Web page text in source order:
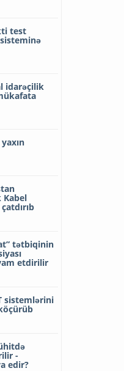
test
idarəçilik
Kabel
tətbiqinin
etdirilir
sistemlərini
-
edir?